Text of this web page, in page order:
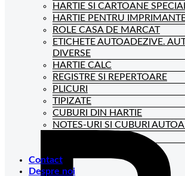
HARTIE SI CARTOANE
HARTIE PENTRU
ROLE CASA DE MARCAT
ETICHETE AUTOADEZIVE.
DIVERSE
HARTIE CALC
REGISTRE SI REPERTOARE
PLICURI
TIPIZATE
CUBURI DIN HARTIE
NOTES-URI SI CUBURI
Contact
Despre noi